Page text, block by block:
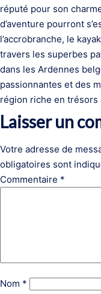
réputé pour son
d’aventure pourront
l’accrobranche, le
travers les superbes
dans les Ardennes
passionnantes et des
région riche en trésors
Laisser un
Votre adresse de
obligatoires sont
Commentaire *
Nom *